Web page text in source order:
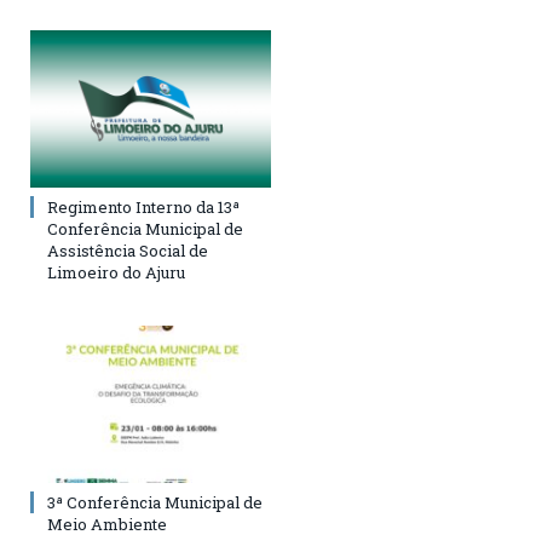
Regimento Interno da 13ª
Conferência Municipal de
Assistência Social de
Limoeiro do Ajuru
3ª Conferência Municipal de
Meio Ambiente